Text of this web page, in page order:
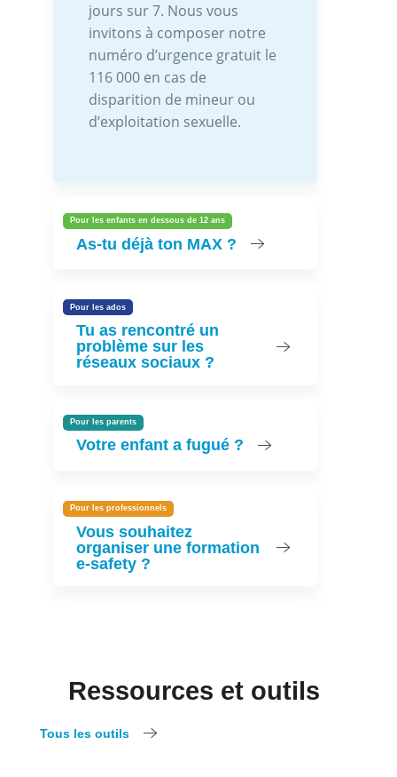
jours sur 7. Nous vous
invitons à composer notre
numéro d’urgence gratuit le
116 000 en cas de
disparition de mineur ou
d’exploitation sexuelle.
Pour les enfants en dessous de 12 ans
As-tu déjà ton MAX ?
Pour les ados
Tu as rencontré un
problème sur les
réseaux sociaux ?
Pour les parents
Votre enfant a fugué ?
Pour les professionnels
Vous souhaitez
organiser une formation
e-safety ?
Ressources et outils
Tous les outils